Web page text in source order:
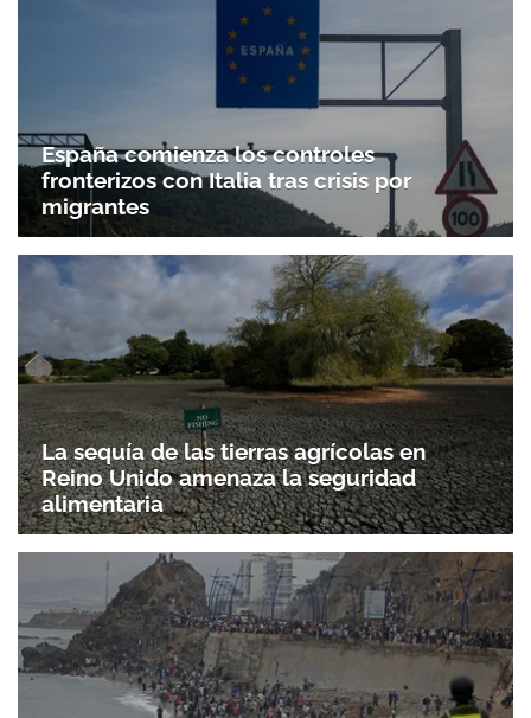
España comienza los controles
fronterizos con Italia tras crisis por
migrantes
La sequía de las tierras agrícolas en
Reino Unido amenaza la seguridad
alimentaria